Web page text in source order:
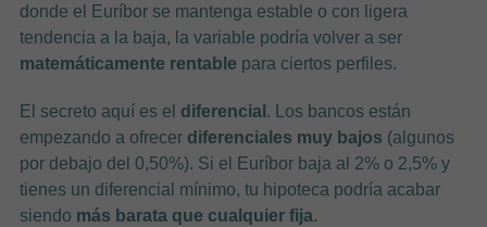
donde el Euríbor se mantenga estable o con ligera
tendencia a la baja, la variable podría volver a ser
matemáticamente rentable para ciertos perfiles.
El secreto aquí es el diferencial . Los bancos están
empezando a ofrecer diferenciales muy bajos (algunos
por debajo del 0,50%). Si el Euríbor baja al 2% o 2,5% y
tienes un diferencial mínimo, tu hipoteca podría acabar
siendo más barata que cualquier fija.